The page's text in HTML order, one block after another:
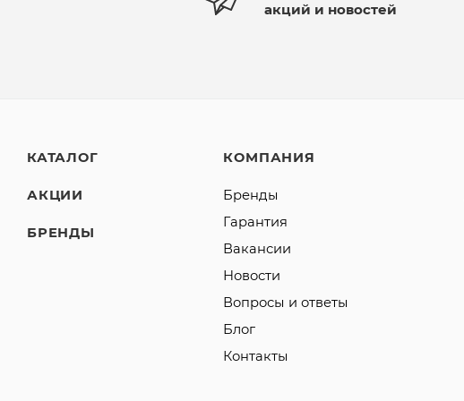
акций и новостей
КАТАЛОГ
АКЦИИ
БРЕНДЫ
КОМПАНИЯ
Бренды
Гарантия
Вакансии
Новости
Вопросы и ответы
Блог
Контакты